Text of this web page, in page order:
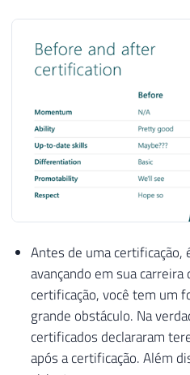
Antes de uma certificação,
avançando em sua
certificação, você tem um
grande obstáculo. Na
certificados declararam
após a certificação. Além